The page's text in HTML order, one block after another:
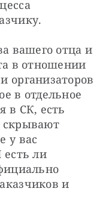
вашего отца и
в отношении
организаторов
в отдельное
в СК, есть
скрывают
у вас
есть ли
и